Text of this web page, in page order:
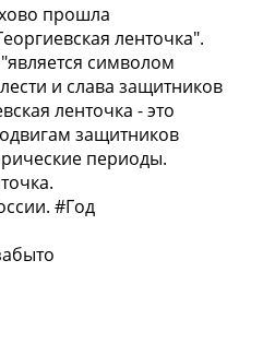
прошла
ленточка".
символом
и слава защитников
ленточка - это
защитников
периоды.
#Год